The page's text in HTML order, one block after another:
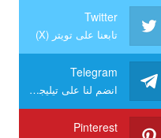
Twitter
تابعنا على تويتر (X)
Telegram
انضم لنا على تيليجرام
Pinterest